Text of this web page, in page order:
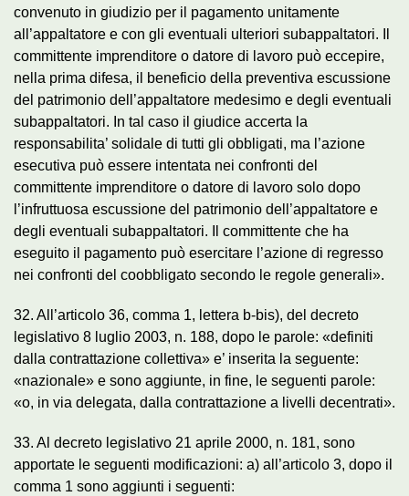
convenuto in giudizio per il pagamento unitamente
all’appaltatore e con gli eventuali ulteriori subappaltatori. Il
committente imprenditore o datore di lavoro può eccepire,
nella prima difesa, il beneficio della preventiva escussione
del patrimonio dell’appaltatore medesimo e degli eventuali
subappaltatori. In tal caso il giudice accerta la
responsabilita’ solidale di tutti gli obbligati, ma l’azione
esecutiva può essere intentata nei confronti del
committente imprenditore o datore di lavoro solo dopo
l’infruttuosa escussione del patrimonio dell’appaltatore e
degli eventuali subappaltatori. Il committente che ha
eseguito il pagamento può esercitare l’azione di regresso
nei confronti del coobbligato secondo le regole generali».
32. All’articolo 36, comma 1, lettera b-bis), del decreto
legislativo 8 luglio 2003, n. 188, dopo le parole: «definiti
dalla contrattazione collettiva» e’ inserita la seguente:
«nazionale» e sono aggiunte, in fine, le seguenti parole:
«o, in via delegata, dalla contrattazione a livelli decentrati».
33. Al decreto legislativo 21 aprile 2000, n. 181, sono
apportate le seguenti modificazioni: a) all’articolo 3, dopo il
comma 1 sono aggiunti i seguenti: